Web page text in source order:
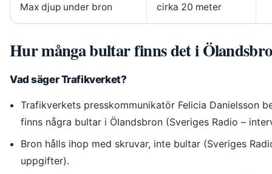
Max djup under bron cirka 20 meter
Hur många bultar finns det i
Vad säger Trafikverket?
Trafikverkets presskommunikatör Felicia Danielsson
finns några bultar i Ölandsbron (Sveriges Radio –
Bron hålls ihop med skruvar, inte bultar (Sveriges
uppgifter).